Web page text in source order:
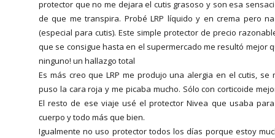
protector que no me dejara el cutis grasoso y son esa
de que me transpira. Probé LRP líquido y en crema pero
(especial para cutis). Este simple protector de precio
que se consigue hasta en el supermercado me resultó mejor
ninguno! un hallazgo total
Es más creo que LRP me produjo una alergia en el cutis, se
puso la cara roja y me picaba mucho. Sólo con corticoide
El resto de ese viaje usé el protector Nivea que usaba
cuerpo y todo más que bien.
Igualmente no uso protector todos los días porque estoy